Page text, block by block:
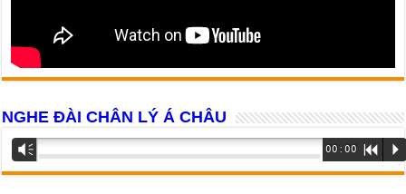
NGHE ĐÀI CHÂN LÝ Á CHÂU
Trình
phát
âm
Vm 00:00 R P